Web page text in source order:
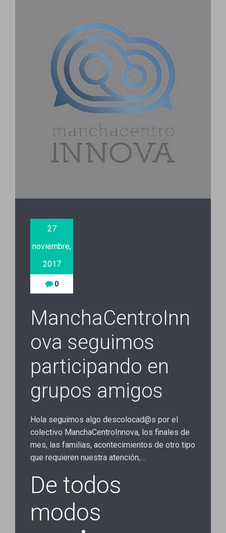
27
noviembre,
2017
0
ManchaCentroInn
ova seguimos
participando en
grupos amigos
Hola seguimos algo descolocad@s por el
colectivo ManchaCentroInnova, los finales de
mes, las familias, acontecimientos de otro tipo
que requieren nuestra atención,…
De todos
modos